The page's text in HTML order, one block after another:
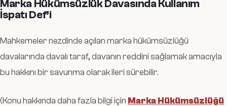
Marka Hükümsüzlük Davasında Kullanım
İspatı Def’i
Mahkemeler nezdinde açılan marka hükümsüzlüğü
davalarında davalı taraf, davanın reddini sağlamak amacıyla
bu hakkını bir savunma olarak ileri sürebilir.
(Konu hakkında daha fazla bilgi için Marka Hükümsüzlüğü